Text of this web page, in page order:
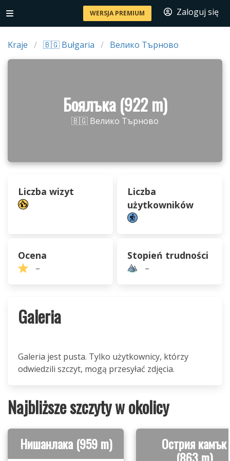
WERSJA PREMIUM Zaloguj się
Kraje 🇧🇬 Bułgaria Велико Търново
Боялъка (922 m)
🇧🇬 Велико Търново
Liczba wizyt
Liczba
użytkowników
Ocena
–
Stopień trudności
–
Galeria
Galeria jest pusta. Tylko użytkownicy, którzy
odwiedzili szczyt, mogą przesyłać zdjęcia.
Najbliższe szczyty w okolicy
Нишанлака (959 m) Острия камък